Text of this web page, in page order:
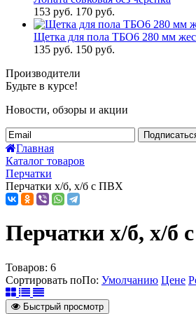
153 руб. 170 руб.
Щетка для пола ТБО6 280 мм
135 руб. 150 руб.
Производители
Будьте в курсе!
Новости, обзоры и акции
Главная
Каталог товаров
Перчатки
Перчатки х/б, х/б с ПВХ
Перчатки х/б, х/б
Товаров: 6
Сортировать поПо: Умолчанию Цене
Быстрый просмотр